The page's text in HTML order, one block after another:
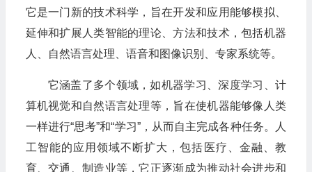
它是一门新的技术科学，旨在开发和应用能够模拟、
延伸和扩展人类智能的理论、方法和技术，包括机器
人、自然语言处理、语音和图像识别、专家系统等。
它涵盖了多个领域，如机器学习、深度学习、计
算机视觉和自然语言处理等，旨在使机器能够像人类
一样进行“思考”和“学习”，从而自主完成各种任务。人
工智能的应用领域不断扩大，包括医疗、金融、教
育、交通、制造业等，它正逐渐成为推动社会进步和